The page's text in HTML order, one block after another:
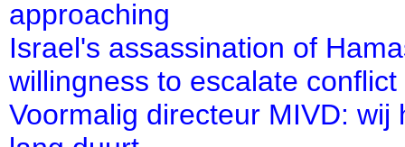
approaching
Israel's assassination of
willingness to escalate
Voormalig directeur MIVD: